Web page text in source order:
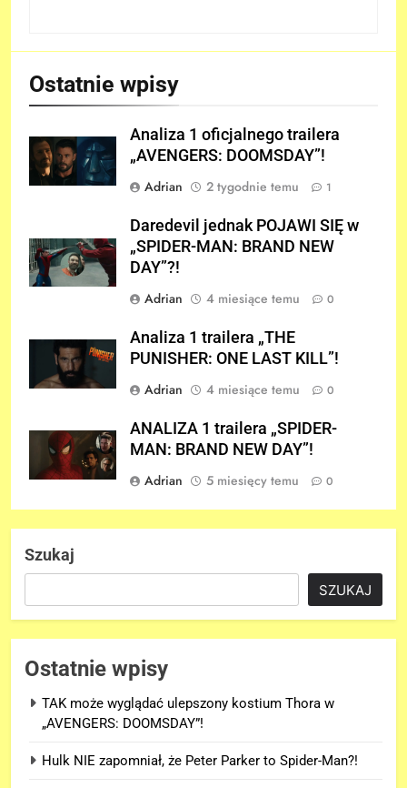
Ostatnie wpisy
Analiza 1 oficjalnego trailera
„AVENGERS: DOOMSDAY”!
Adrian
2 tygodnie temu 1
Daredevil jednak POJAWI SIĘ w
„SPIDER-MAN: BRAND NEW
DAY”?!
Adrian
4 miesiące temu 0
Analiza 1 trailera „THE
PUNISHER: ONE LAST KILL”!
Adrian
4 miesiące temu 0
ANALIZA 1 trailera „SPIDER-
MAN: BRAND NEW DAY”!
Adrian
5 miesięcy temu 0
Szukaj
SZUKAJ
Ostatnie wpisy
TAK może wyglądać ulepszony kostium Thora w
„AVENGERS: DOOMSDAY”!
Hulk NIE zapomniał, że Peter Parker to Spider-Man?!